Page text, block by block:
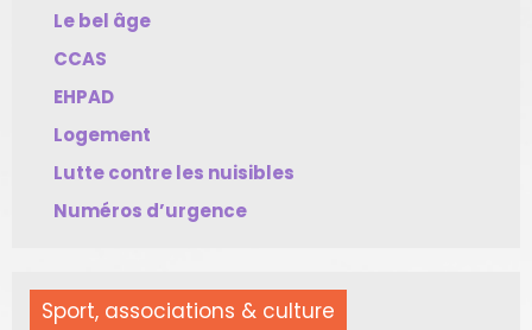
Le bel âge
CCAS
EHPAD
Logement
Lutte contre les nuisibles
Numéros d’urgence
Sport, associations & culture